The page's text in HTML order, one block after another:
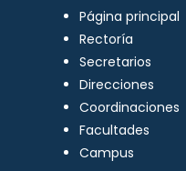
Página principal
Rectoría
Secretarios
Direcciones
Coordinaciones
Facultades
Campus